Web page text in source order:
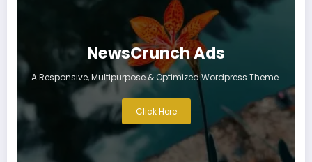
NewsCrunch Ads
A Responsive, Multipurpose & Optimized Wordpress Theme.
Click Here